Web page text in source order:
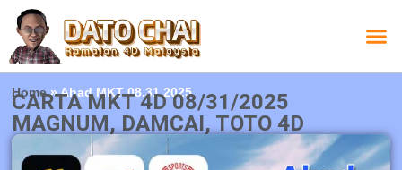
Home»Ahad MKT 08.31.2025
CARTA MKT 4D 08/31/2025
MAGNUM, DAMCAI, TOTO 4D